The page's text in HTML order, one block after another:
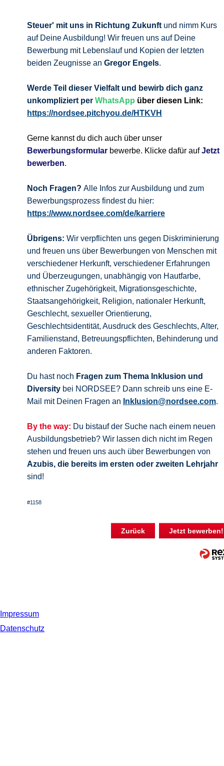
Steuer' mit uns in Richtung Zukunft und nimm Kurs
auf Deine Ausbildung! Wir freuen uns auf Deine
Bewerbung mit Lebenslauf und Kopien der letzten
beiden Zeugnisse an Gregor Engels.
Werde Teil dieser Vielfalt und bewirb dich ganz
unkompliziert per WhatsApp über diesen Link:
https://nordsee.pitchyou.de/HTKVH
Gerne kannst du dich auch über unser
Bewerbungsformular bewerbe. Klicke dafür aufJetzt
bewerben.
Noch Fragen? Alle Infos zur Ausbildung und zum
Bewerbungsprozess findest du hier:
https://www.nordsee.com/de/karriere
Übrigens: Wir verpflichten uns gegen Diskriminierung
und freuen uns über Bewerbungen von Menschen mit
verschiedener Herkunft, verschiedener Erfahrungen
und Überzeugungen, unabhängig von Hautfarbe,
ethnischer Zugehörigkeit, Migrationsgeschichte,
Staatsangehörigkeit, Religion, nationaler Herkunft,
Geschlecht, sexueller Orientierung,
Geschlechtsidentität, Ausdruck des Geschlechts, Alter,
Familienstand, Betreuungspflichten, Behinderung und
anderen Faktoren.
Du hast noch Fragen zum Thema Inklusion und
Diversity bei NORDSEE? Dann schreib uns eine E-
Mail mit Deinen Fragen an Inklusion@nordsee.com.
By the way: Du bistauf der Suche nach einem neuen
Ausbildungsbetrieb? Wir lassen dich nicht im Regen
stehen und freuen uns auch über Bewerbungen von
Azubis, die bereits im ersten oder zweiten Lehrjahr
sind!
#1158
Zurück Jetzt bewerben!
Impressum
Datenschutz